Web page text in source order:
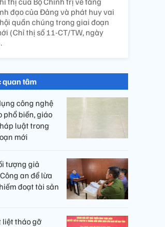
đạo của Đảng và phát huy vai
quần chúng trong giai đoạn
(Chỉ thị số 11-CT/TW, ngày
quan tâm
công nghệ
phổ biến, giáo
luật trong
mới
tượng giả
an để lừa
đoạt tài sản
liệt tháo gỡ